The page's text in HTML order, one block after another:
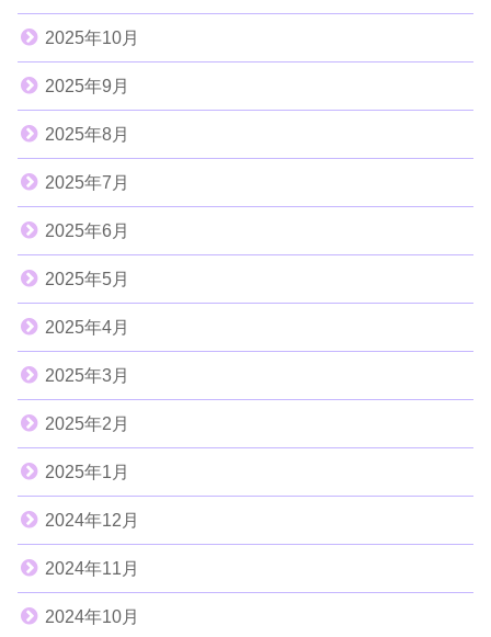
2025年10月
2025年9月
2025年8月
2025年7月
2025年6月
2025年5月
2025年4月
2025年3月
2025年2月
2025年1月
2024年12月
2024年11月
2024年10月